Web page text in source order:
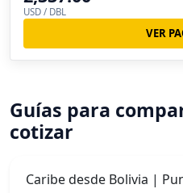
USD / DBL
VER
Guías para
cotizar
Caribe desde Bolivia |